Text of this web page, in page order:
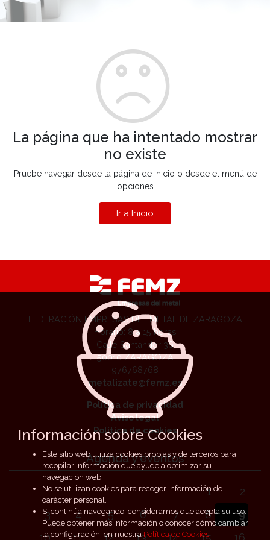
La página que ha intentado mostrar
no existe
Pruebe navegar desde la página de inicio o desde el menú de
opciones
Ir a Inicio
FEDERACIÓN EMPRESAS DEL METAL DE ZARAGOZA
Horario: 8 a 15 horas
Calle Santander 36
50010 ZARAGOZA
976768768
metalizate@femz.es
Política de privacidad
Aviso legal
Política de cookies
Agenda y eventos
1
2
3
4 5 6 7 8
9
Información sobre Cookies
Este sitio web utiliza cookies propias y de terceros para
recopilar información que ayude a optimizar su
navegación web.
No se utilizan cookies para recoger información de
carácter personal.
Si continúa navegando, consideramos que acepta su uso.
Puede obtener más información o conocer cómo cambiar
la configuración, en nuestraPolítica de Cookies.